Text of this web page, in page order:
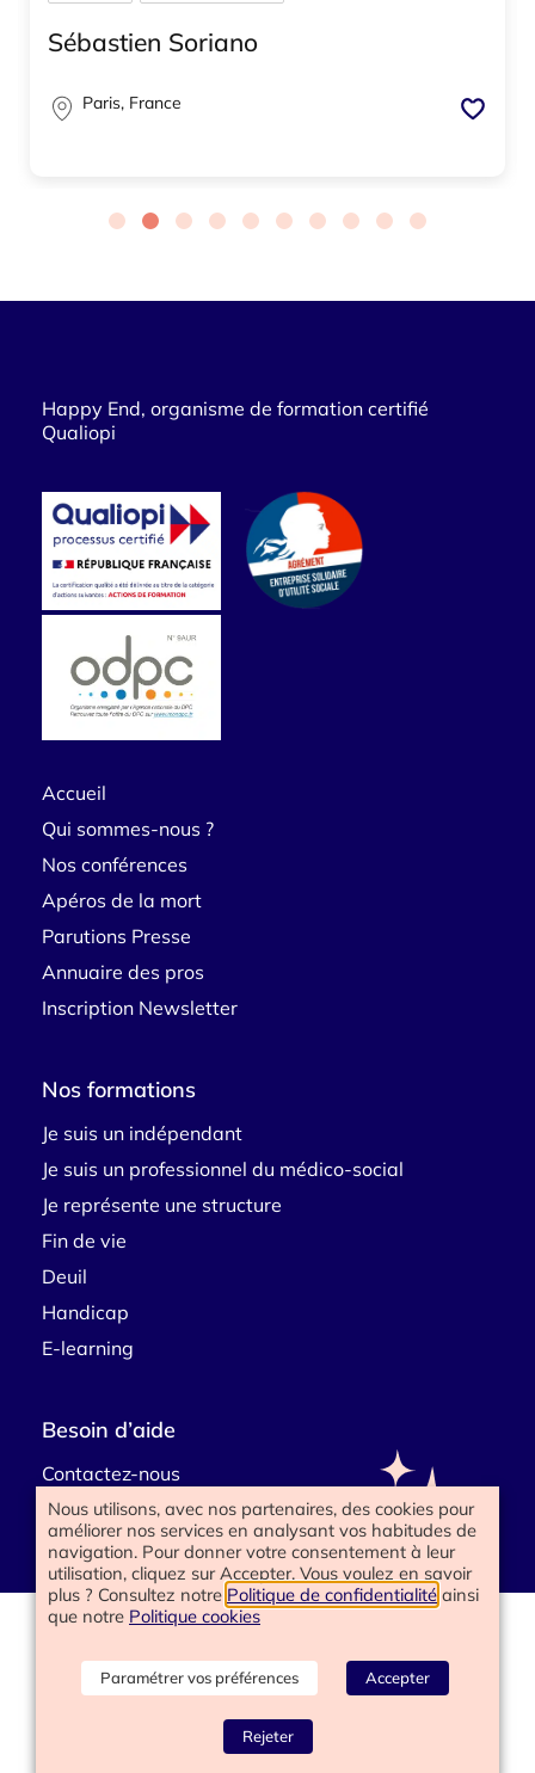
Sébastien Soriano
Paris, France
Happy End, organisme de formation certifié
Qualiopi
Accueil
Qui sommes-nous ?
Nos conférences
Apéros de la mort
Parutions Presse
Annuaire des pros
Inscription Newsletter
Nos formations
Je suis un indépendant
Je suis un professionnel du médico-social
Je représente une structure
Fin de vie
Deuil
Handicap
E-learning
Besoin d’aide
Contactez-nous
www.happyend.life 2025
Politique de confidentialité
Mentions légales
Nous utilisons, avec nos partenaires, des cookies pour
améliorer nos services en analysant vos habitudes de
navigation. Pour donner votre consentement à leur
utilisation, cliquez sur Accepter. Vous voulez en savoir
plus ? Consultez notre Politique de confidentialité ainsi
que notre Politique cookies
Paramétrer vos préférences Accepter
Rejeter